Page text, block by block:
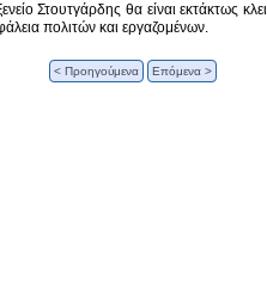
Στουτγάρδης θα είναι εκτάκτως
πολιτών και εργαζομένων.
< Προηγούμενα Επόμενα >